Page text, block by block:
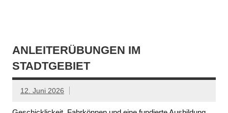
ANLEITERÜBUNGEN IM
STADTGEBIET
12. Juni 2026